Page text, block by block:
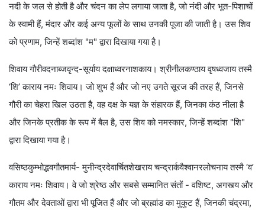
नदी के जल से होती है और चंदन का लेप लगाया जाता है, जो नंदी और भूत-पिशाचों
के स्वामी हैं, मंदार और कई अन्य फूलों के साथ उनकी पूजा की जाती है। उस शिव
को प्रणाम, जिन्हें शब्दांश "म" द्वारा दिखाया गया है।
शिवाय गौरीवदनाब्जवृन्द-सूर्याय दक्षाध्वरनाशकाय। श्रीनीलकण्ठाय वृषध्वजाय तस्मै
‘शि’ काराय नमः शिवाय। जो शुभ हैं और जो नए उगते सूरज की तरह हैं, जिनसे
गौरी का चेहरा खिल उठता है, वह दक्ष के यज्ञ के संहारक हैं, जिनका कंठ नीला है
और जिनके प्रतीक के रूप में बैल है, उस शिव को नमस्कार, जिन्हें शब्दांश "शि"
द्वारा दिखाया गया है।
वसिष्ठकुम्भोद्भवगौतमार्य- मुनीन्द्रदेवार्चितशेखराय चन्द्रार्कवैश्वानरलोचनाय तस्मै ‘व’
काराय नमः शिवाय। वे जो श्रेष्ठ और सबसे सम्मानित संतों - वशिष्ट, अगस्त्य और
गौतम और देवताओं द्वारा भी पूजित हैं और जो ब्रह्मांड का मुकुट हैं, जिनकी चंद्रमा,